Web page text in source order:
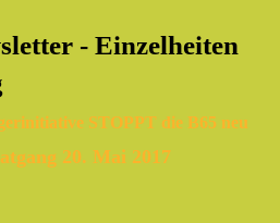
- Einzelheiten
STOPPT die B65 neu
20. Mai 2017